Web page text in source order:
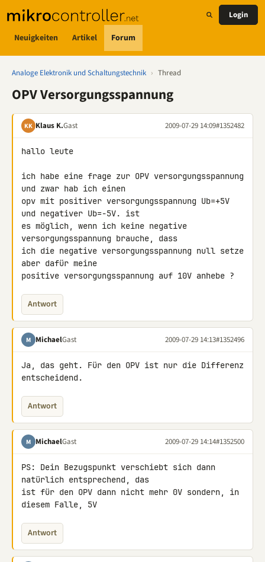
Neuigkeiten Artikel Forum
Login
Analoge Elektronik und Schaltungstechnik › Thread
OPV Versorgungsspannung
KK Klaus K.Gast 2009-07-29 14:09#1352482
hallo leute
ich habe eine frage zur OPV versorgungsspannung
und zwar hab ich einen
opv mit positiver versorgungsspannung Ub=+5V
und negativer Ub=-5V. ist
es möglich, wenn ich keine negative
versorgungsspannung brauche, dass
ich die negative versorgungsspannung null setze
aber dafür meine
positive versorgungsspannung auf 10V anhebe ?
Antwort
M MichaelGast 2009-07-29 14:13#1352496
Ja, das geht. Für den OPV ist nur die Differenz
entscheidend.
Antwort
M MichaelGast 2009-07-29 14:14#1352500
PS: Dein Bezugspunkt verschiebt sich dann
natürlich entsprechend, das
ist für den OPV dann nicht mehr 0V sondern, in
diesem Falle, 5V
Antwort